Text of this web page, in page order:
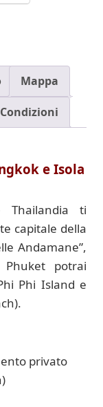
Mappa
e Isola
Thailandia ti
capitale della
Andamane”,
potrai
Phi Island e
privato